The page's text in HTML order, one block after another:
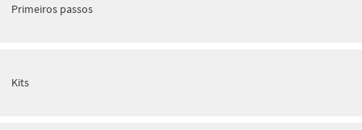
Primeiros passos
Kits